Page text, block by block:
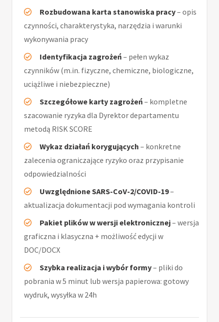
Rozbudowana karta stanowiska pracy– opis
czynności, charakterystyka, narzędzia i warunki
wykonywania pracy
Identyfikacja zagrożeń– pełen wykaz
czynników (m.in. fizyczne, chemiczne, biologiczne,
uciążliwe i niebezpieczne)
Szczegółowe karty zagrożeń– kompletne
szacowanie ryzyka dla Dyrektor departamentu
metodą RISK SCORE
Wykaz działań korygujących – konkretne
zalecenia ograniczające ryzyko oraz przypisanie
odpowiedzialności
Uwzględnione SARS-CoV-2/COVID-19–
aktualizacja dokumentacji pod wymagania kontroli
Pakiet plików w wersji elektronicznej– wersja
graficzna i klasyczna + możliwość edycji w
DOC/DOCX
Szybka realizacja i wybór formy– pliki do
pobrania w 5 minut lub wersja papierowa: gotowy
wydruk, wysyłka w 24h